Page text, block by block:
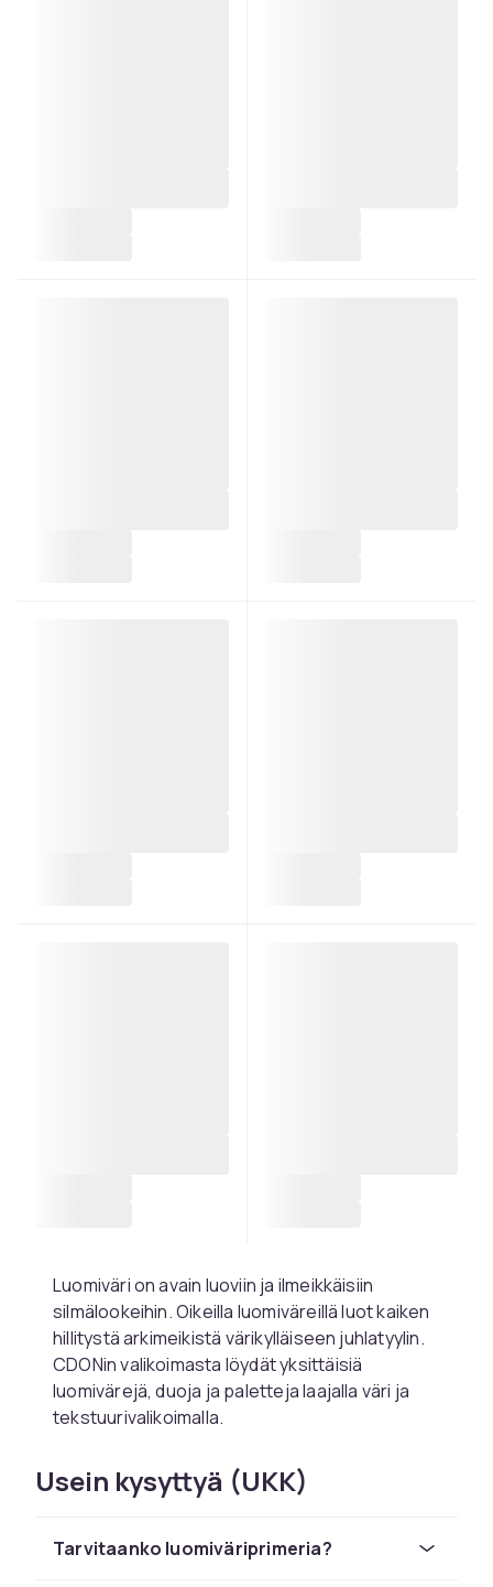
Luomiväri on avain luoviin ja ilmeikkäisiin
silmälookeihin. Oikeilla luomiväreillä luot kaiken
hillitystä arkimeikistä värikylläiseen juhlatyylin.
CDONin valikoimasta löydät yksittäisiä
luomivärejä, duoja ja paletteja laajalla väri ja
tekstuurivalikoimalla.
Matta, hohtavat ja
glitterluomivärit
Matta luomivärit antavat hienostuneen ja
ajattoman viimeistelyn, joka sopii sekä arkeen
Usein kysyttyä (UKK)
Tarvitaanko luomiväriprimeria?